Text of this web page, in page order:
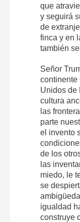
que
y seguirá
de
finca y en
también
Señor
continente
Unidos de
cultura
las
parte
el invento
de los
las
miedo, le
se
igualdad
construye